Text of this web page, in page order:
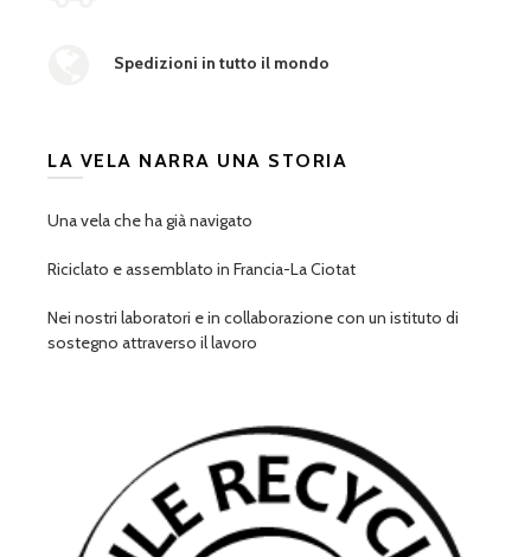
Spedizioni in tutto il mondo
LA VELA NARRA UNA STORIA
Una vela che ha già navigato
Riciclato e assemblato in Francia-La Ciotat
Nei nostri laboratori e in collaborazione con un istituto di
sostegno attraverso il lavoro